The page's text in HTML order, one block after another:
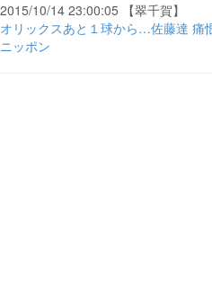
2015/10/14 23:00:05 【翠千賀】
オリックスあと１球から…佐藤達 痛
ニッポン